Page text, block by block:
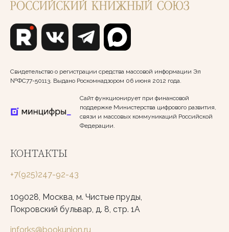
Свидетельство о регистрации средства массовой информации Эл
№ФС77-50113. Выдано Роскомнадзором 06 июня 2012 года.
Сайт функционирует при финансовой
поддержке Министерства цифрового развития,
связи и массовых коммуникаций Российской
Федерации.
КОНТАКТЫ
+7(925)247-92-43
109028, Москва, м. Чистые пруды,
Покровский бульвар, д. 8, стр. 1А
inforks@bookunion.ru